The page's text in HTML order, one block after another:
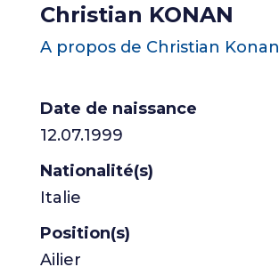
Christian KONAN
A propos de Christian Konan
Date de naissance
12.07.1999
Nationalité(s)
Italie
Position(s)
Ailier